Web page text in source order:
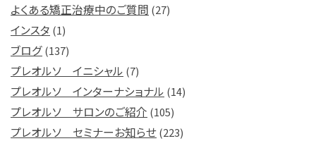
よくある矯正治療中のご質問 (27)
インスタ (1)
ブログ(137)
プレオルソ イニシャル (7)
プレオルソ インターナショナル (14)
プレオルソ サロンのご紹介 (105)
プレオルソ セミナーお知らせ(223)